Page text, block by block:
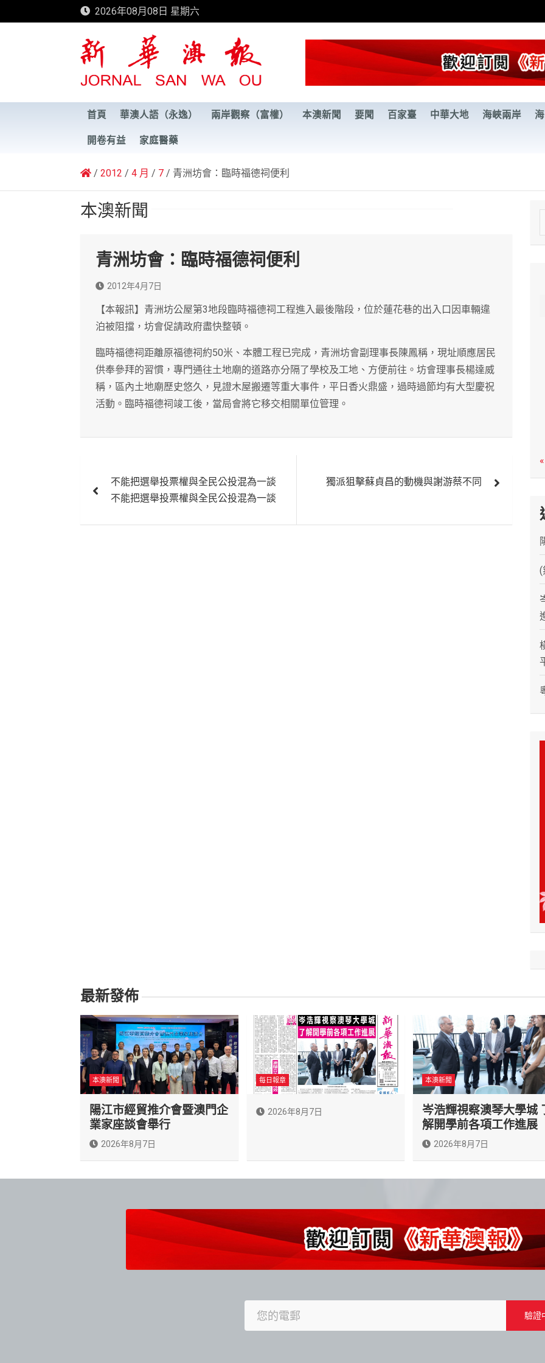
to
2026年08月08日 星期六
新華澳報
首頁 華澳人語（永逸） 兩岸觀察（富權） 本澳新聞 要聞 百家臺 中華大地 海峽兩岸
開卷有益 家庭醫藥
2012 4 月 7 青洲坊會：臨時福德祠便利
本澳新聞
青洲坊會：臨時福德祠便利
2012年4月7日
【本報訊】青洲坊公屋第3地段臨時福德祠工程進入最後階段，位於蓮花巷的出入口因車輛違
泊被阻擋，坊會促請政府盡快整頓。
臨時福德祠距離原福德祠約50米、本體工程已完成，青洲坊會副理事長陳鳳稱，現址順應居民
供奉參拜的習慣，專門通往土地廟的道路亦分隔了學校及工地、方便前往。坊會理事長楊達威
稱，區內土地廟歷史悠久，見證木屋搬遷等重大事件，平日香火鼎盛，過時過節均有大型慶祝
活動。臨時福德祠竣工後，當局會將它移交相關單位管理。
章
不能把選舉投票權與全民公投混為一談
不能把選舉投票權與全民公投混為一談
獨派狙擊蘇貞昌的動機與謝游蔡不同
e
(
最新發佈
本澳新聞
陽江市經貿推介會暨澳門企
業家座談會舉行
2026年8月7日
每日報章
2026年8月7日
本澳新聞
岑浩輝視察澳琴大學城
解開學前各項工作進展
2026年8月7日